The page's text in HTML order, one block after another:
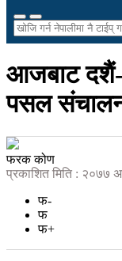
आजबाट दशैं-
पसल
फरक कोण
प्रकाशित मिति : २०७७
फ-
फ
फ+